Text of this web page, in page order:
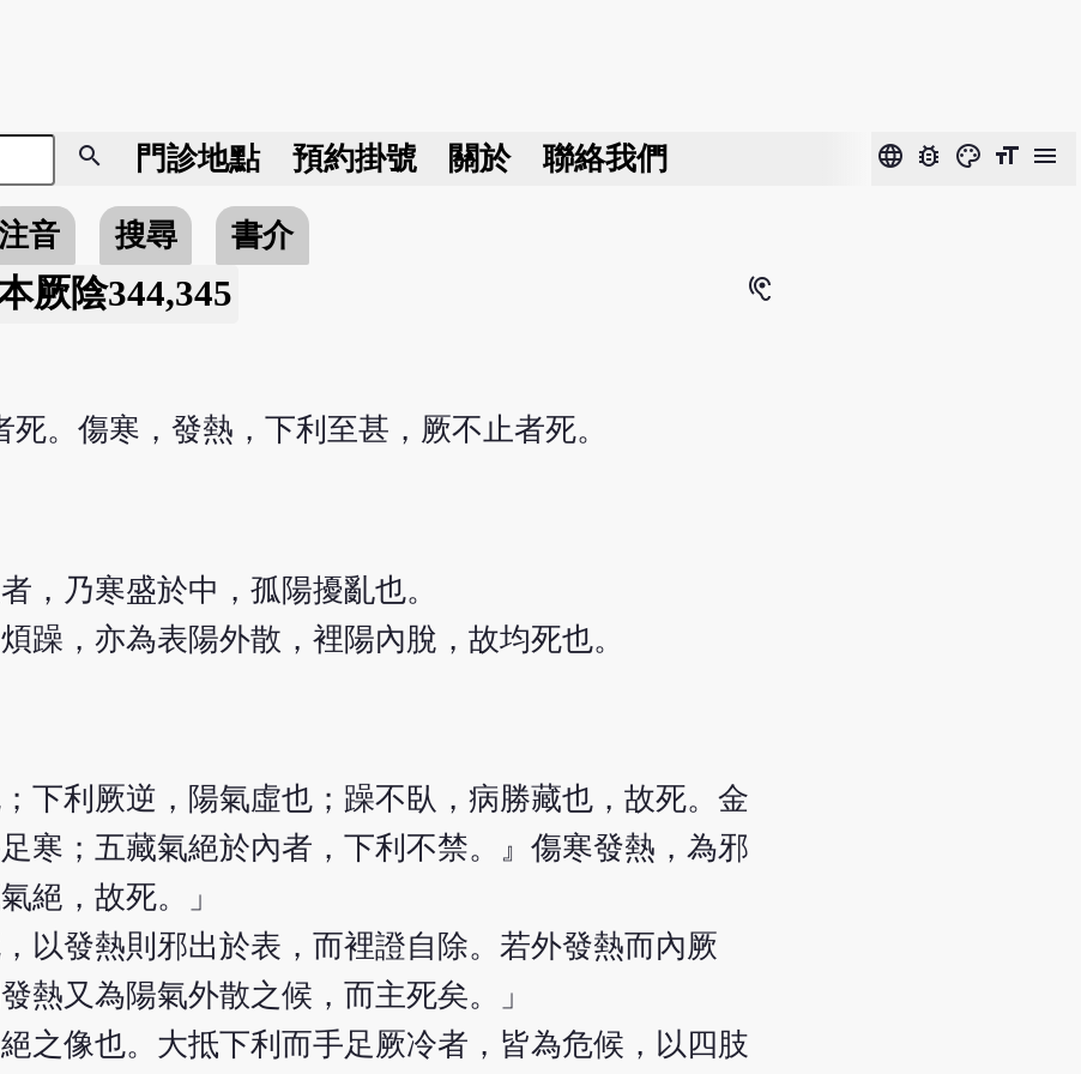
search 門診地點 預約掛號 關於 聯絡我們 language bug_report color_lens format_size menu
音 搜尋
書介
厥陰344,345 hearing
。傷寒，發熱，下利至甚，厥不止者死。
，乃寒盛於中，孤陽擾亂也。
躁，亦為表陽外散，裡陽內脫，故均死也。
下利厥逆，陽氣虛也；躁不臥，病勝藏也，故死。金
寒；五藏氣絕於內者，下利不禁。』傷寒發熱，為邪
絕，故死。」
以發熱則邪出於表，而裡證自除。若外發熱而內厥
熱又為陽氣外散之候，而主死矣。」
之像也。大抵下利而手足厥冷者，皆為危候，以四肢